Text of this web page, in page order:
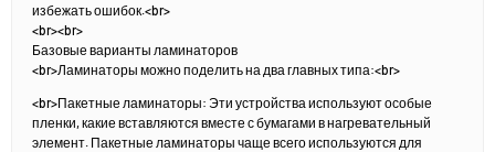
избежать ошибок.<br>
<br><br>
Базовые варианты ламинаторов
<br>Ламинаторы можно поделить на два главных типа:<br>
<br>Пакетные ламинаторы: Эти устройства используют особые
пленки, какие вставляются вместе с бумагами в нагревательный
элемент. Пакетные ламинаторы чаще всего используются для